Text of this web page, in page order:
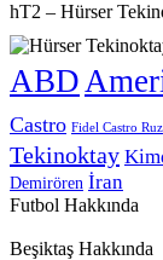
hT2 – Hürser
ABD
Castro Fidel Castro Ruz
Tekinoktay
Demirören İran
Futbol Hakkında
Beşiktaş Hakkında